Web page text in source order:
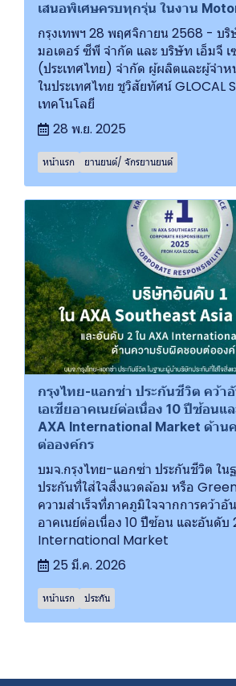
เสนอพิเศษครบทุกรุ่น ในงาน
กรุงเทพฯ 28 พฤศจิกายน 2568 - บริ
มอเตอร์ ซีพี จำกัด และ บริษัท เอ็มจี
(ประเทศไทย) จำกัด ผู้ผลิตและผู้จำห
ในประเทศไทย ชูวิสัยทัศน์
เทคโนโลยี
28 พ.ย. 2025
หน้าแรก ยานยนต์/ จักรยานยนต์
กรุงไทย-แอกซ่า ประกันชีวิต คว้า
เอเชียอาคเนย์ต่อเนื่อง 10 ปีซ้อนแ
AXA International Market ด้าน
ต่อองค์กร
บมจ.กรุงไทย-แอกซ่า ประกันชีวิต ใน
ประกันที่ใส่ใจสิ่งแวดล้อม หรือ
ความสำเร็จที่ภาคภูมิใจจากการคว้าอั
อาคเนย์ต่อเนื่อง 10 ปีซ้อน และอันดับ
International Market
25 มี.ค. 2026
หน้าแรก ประกัน